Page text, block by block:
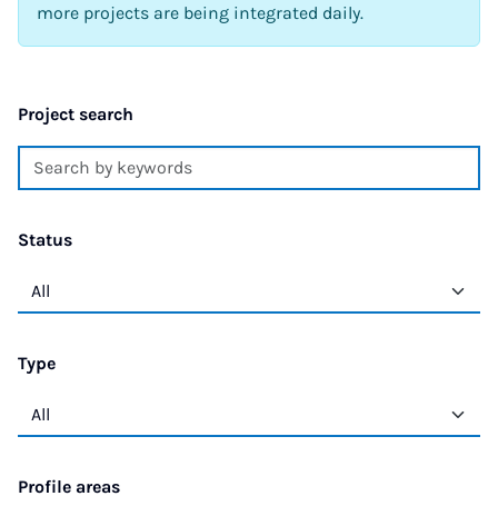
more projects are being integrated daily.
Project search
Status
Type
Profile areas